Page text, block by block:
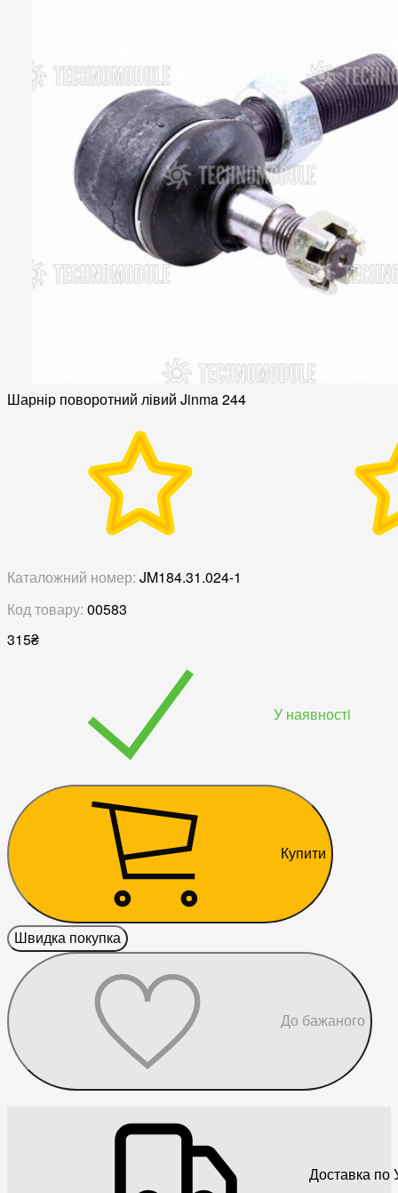
Шарнір поворотний лівий Jinma 244
Каталожний номер: JM184.31.024-1
Код товару: 00583
315₴
У наявностi
Купити
Швидка покупка
До бажаного
Доставка по